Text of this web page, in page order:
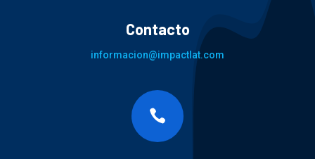
Contacto
informacion@impactlat.com
